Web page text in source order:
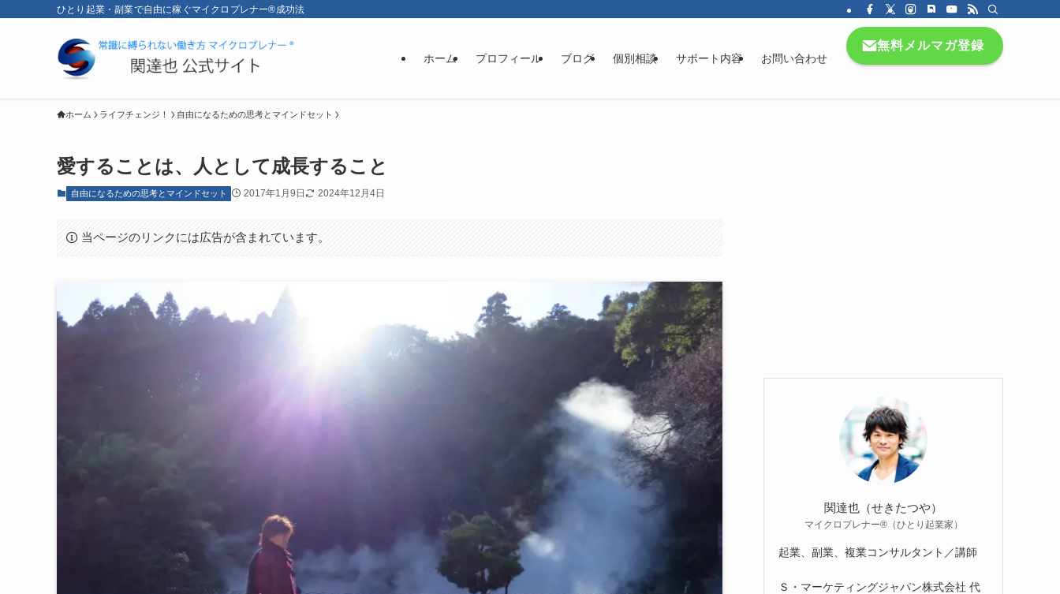
ひとり起業・副業で自由に稼ぐマイクロプレナー®成功法
ホーム プロフィール ブログ 個別相談 サポート内容 お問い合わせ
無料メルマガ登録
ホーム ライフチェンジ！ 自由になるための思考とマインドセット
愛することは、人として成長すること
自由になるための思考とマインドセット 2017年1月9日 2024年12月4日
当ページのリンクには広告が含まれています。
関達也（せきたつや）
マイクロプレナー®（ひとり起業家）
起業、副業、複業コンサルタント／講師
Ｓ・マーケティングジャパン株式会社 代